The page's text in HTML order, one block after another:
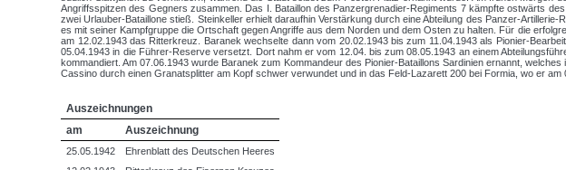
Angriffsspitzen des Gegners zusammen. Das I. Bataillon des Panzergrenadier-Regiments 7 kämpfte ostwärts
zwei Urlauber-Bataillone stieß. Steinkeller erhielt daraufhin Verstärkung durch eine Abteilung des Panzer-
es mit seiner Kampfgruppe die Ortschaft gegen Angriffe aus dem Norden und dem Osten zu halten. Für die
am 12.02.1943 das Ritterkreuz. Baranek wechselte dann vom 20.02.1943 bis zum 11.04.1943 als Pionier-
05.04.1943 in die Führer-Reserve versetzt. Dort nahm er vom 12.04. bis zum 08.05.1943 an einem
kommandiert. Am 07.06.1943 wurde Baranek zum Kommandeur des Pionier-Bataillons Sardinien ernannt,
Cassino durch einen Granatsplitter am Kopf schwer verwundet und in das Feld-Lazarett 200 bei Formia, wo er
Auszeichnungen
am
Auszeichnung
25.05.1942
Ehrenblatt des Deutschen Heeres